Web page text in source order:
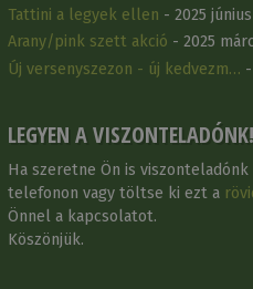
Tattini a legyek ellen - 2025 június
Arany/pink szett akció - 2025
Új versenyszezon - új kedvezm…
LEGYEN A VISZONTELADÓNK!
Ha szeretne Ön is
telefonon vagy töltse ki ezt a
Önnel a kapcsolatot.
Köszönjük.